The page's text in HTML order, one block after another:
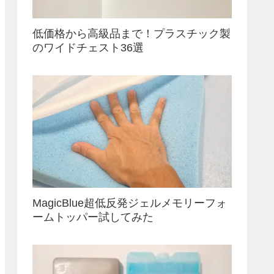
低価格から高級品まで！プラスチック製
のワイドチェスト36選
MagicBlue超低反発ジェルメモリーフォ
ームトッパー試してみた